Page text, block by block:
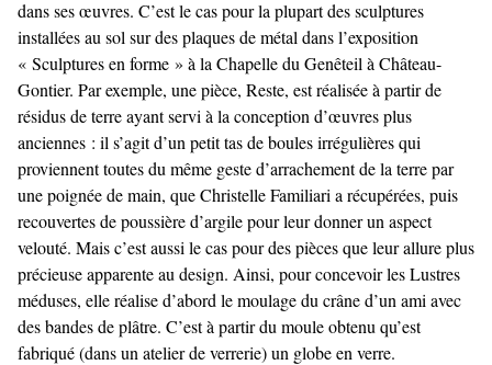
dans ses œuvres. C’est le cas pour la plupart des sculptures
installées au sol sur des plaques de métal dans l’exposition
« Sculptures en forme » à la Chapelle du Genêteil à Château-
Gontier. Par exemple, une pièce, Reste, est réalisée à partir de
résidus de terre ayant servi à la conception d’œuvres plus
anciennes : il s’agit d’un petit tas de boules irrégulières qui
proviennent toutes du même geste d’arrachement de la terre par
une poignée de main, que Christelle Familiari a récupérées, puis
recouvertes de poussière d’argile pour leur donner un aspect
velouté. Mais c’est aussi le cas pour des pièces que leur allure plus
précieuse apparente au design. Ainsi, pour concevoir les Lustres
méduses, elle réalise d’abord le moulage du crâne d’un ami avec
des bandes de plâtre. C’est à partir du moule obtenu qu’est
fabriqué (dans un atelier de verrerie) un globe en verre.